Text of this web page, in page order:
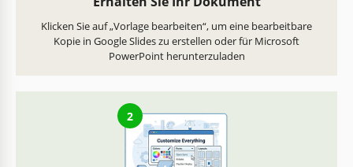
Klicken Sie auf „Vorlage bearbeiten“, um eine bearbeitbare
Kopie in Google Slides zu erstellen oder für Microsoft
PowerPoint herunterzuladen
2